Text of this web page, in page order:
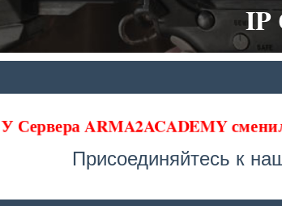
IP
У Сервера ARMA2ACADEMY
Присоединяйтесь к